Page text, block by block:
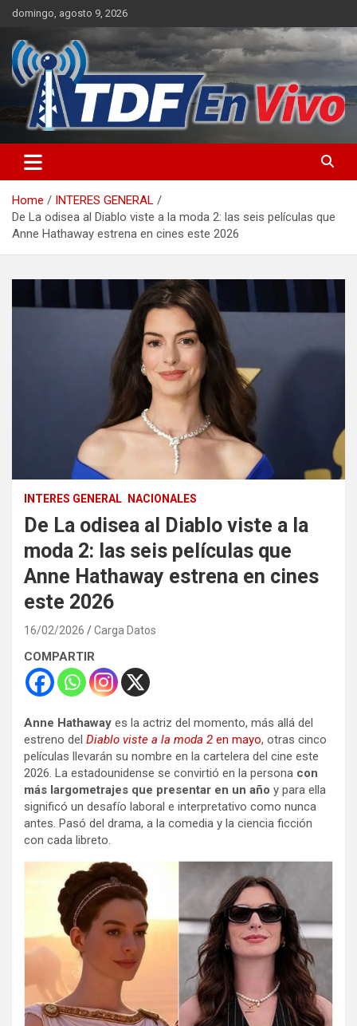
Skip
content
domingo, agosto 9, 2026
Home
INTERES GENERAL
De La odisea al Diablo viste a la moda 2: las seis películas que
Anne Hathaway estrena en cines este 2026
INTERES GENERAL NACIONALES
De La odisea al Diablo viste a la
moda 2: las seis películas que
Anne Hathaway estrena en cines
este 2026
16/02/2026 Carga Datos
COMPARTIR
Anne Hathaway es la actriz del momento, más allá del
estreno del Diablo viste a la moda 2 en mayo, otras cinco
películas llevarán su nombre en la cartelera del cine este
2026. La estadounidense se convirtió en la persona con
más largometrajes que presentar en un año y para ella
significó un desafío laboral e interpretativo como nunca
antes. Pasó del drama, a la comedia y la ciencia ficción
con cada libreto.